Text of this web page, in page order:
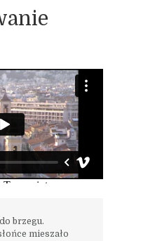
brzegu.
mieszało